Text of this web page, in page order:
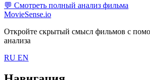
💬 Смотреть полный анализ фильма
MovieSense.io
Откройте скрытый смысл фильмов с
анализа
RU EN